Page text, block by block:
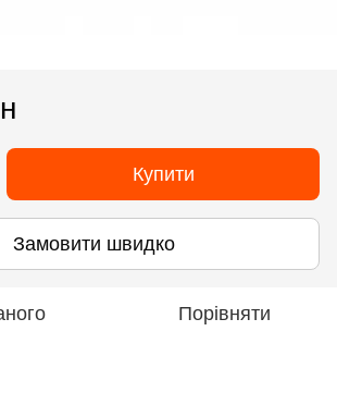
Купити
Замовити швидко
Порівняти